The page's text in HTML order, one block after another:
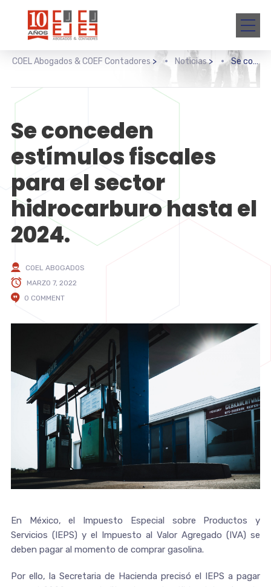
COEL Abogados & COEF Contadores > Noticias> Se conceden estímulos fiscales para el sector hidrocarburo hasta el 2024.
Se conceden
estímulos fiscales
para el sector
hidrocarburo hasta el
2024.
COEL ABOGADOS
MARZO 7, 2022
0 COMMENT
En México, el Impuesto Especial sobre Productos y
Servicios (IEPS) y el Impuesto al Valor Agregado (IVA) se
deben pagar al momento de comprar gasolina.
Por ello, la Secretaria de Hacienda precisó el IEPS a pagar